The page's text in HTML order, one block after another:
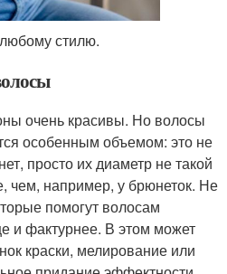
стилю.
очень красивы. Но волосы
особенным объемом: это не
просто их диаметр не такой
чем, например, у брюнеток. Не
помогут волосам
и фактурнее. В этом может
краски, мелирование или